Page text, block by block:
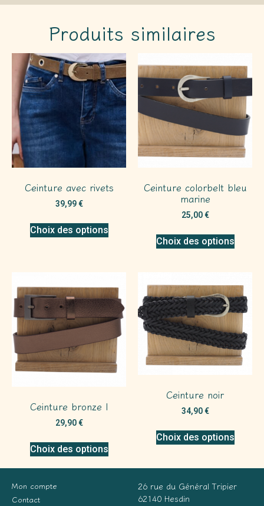
Produits similaires
Ceinture avec rivets
39,99€
Choix des options
Ceinture colorbelt bleu
marine
25,00€
Choix des options
Ceinture bronze l
29,90€
Choix des options
Ceinture noir
34,90€
Choix des options
Mon compte
Contact
26 rue du Général Tripier
62140 Hesdin